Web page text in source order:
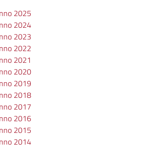
2025
2024
2023
2022
2021
2020
2019
2018
2017
2016
2015
2014